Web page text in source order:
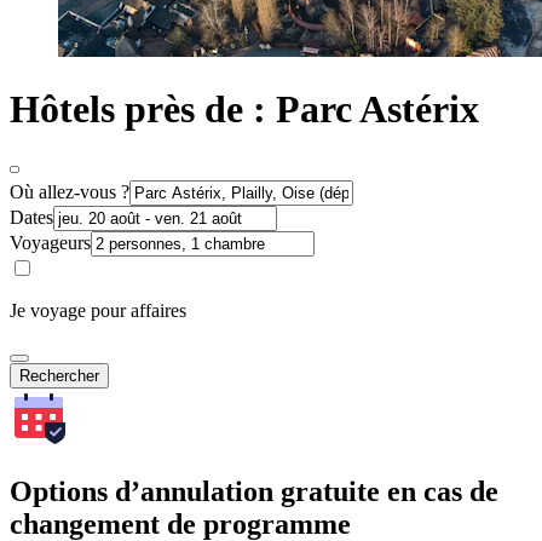
Hôtels près de : Parc Astérix
Où allez-vous ?
Dates
Voyageurs
Je voyage pour affaires
Rechercher
Options d’annulation gratuite en cas de
changement de programme